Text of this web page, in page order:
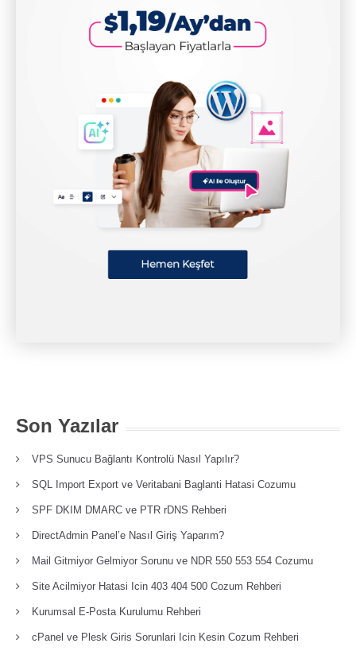
Son Yazılar
VPS Sunucu Bağlantı Kontrolü Nasıl Yapılır?
SQL Import Export ve Veritabani Baglanti Hatasi Cozumu
SPF DKIM DMARC ve PTR rDNS Rehberi
DirectAdmin Panel’e Nasıl Giriş Yaparım?
Mail Gitmiyor Gelmiyor Sorunu ve NDR 550 553 554 Cozumu
Site Acilmiyor Hatasi Icin 403 404 500 Cozum Rehberi
Kurumsal E-Posta Kurulumu Rehberi
cPanel ve Plesk Giris Sorunlari Icin Kesin Cozum Rehberi